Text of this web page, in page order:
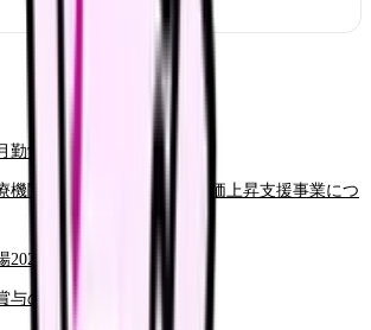
勤労統計調査」
機関等における賃上げ・物価上昇支援事業につ
与の完全ガイド